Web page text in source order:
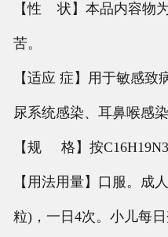
【性 状】本品内容物
苦。
【适应 症】用于敏感
尿系统感染、耳鼻喉感
【规 格】按
【用法用量】口服。成
粒)，一日4次。小儿每